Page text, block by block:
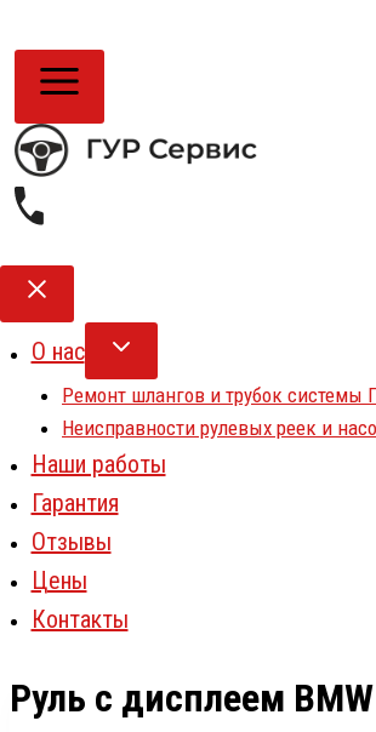
О нас
Ремонт шлангов и трубок системы
Неисправности рулевых реек и
Наши работы
Гарантия
Отзывы
Цены
Контакты
Руль с дисплеем